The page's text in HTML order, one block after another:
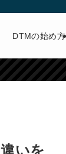
DTMの始め方
いを